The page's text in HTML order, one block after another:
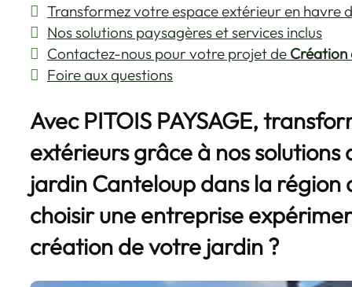
Transformez votre espace extérieur en havre
Nos solutions paysagères et services inclus
Contactez-nous pour votre projet de Création
Foire aux questions
Avec PITOIS PAYSAGE,
extérieurs grâce à nos solutions
jardin Canteloupdans la région
choisir une entreprise
création de votre jardin ?